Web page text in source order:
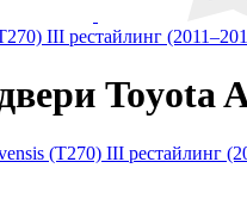
III рестайлинг
Toyota